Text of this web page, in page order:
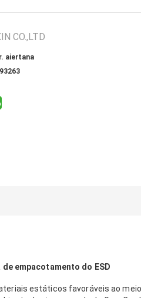
CO.,LTD
aiertana
de empacotamento do ESD
estáticos favoráveis ao meio